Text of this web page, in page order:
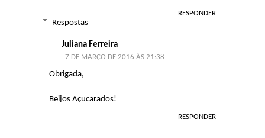
RESPONDER
Respostas
Juliana Ferreira
7 DE MARÇO DE 2016 ÀS 21:38
Obrigada,
Beijos Açucarados!
RESPONDER